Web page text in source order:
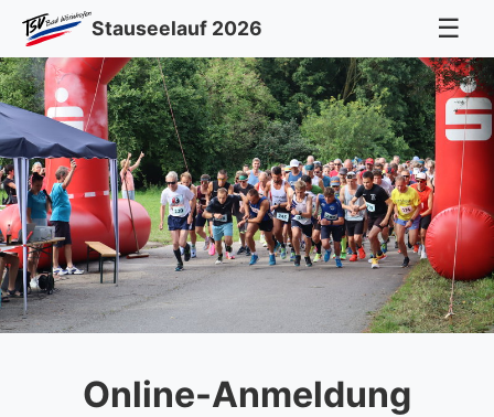
Stauseelauf 2026 ☰
Online-Anmeldung